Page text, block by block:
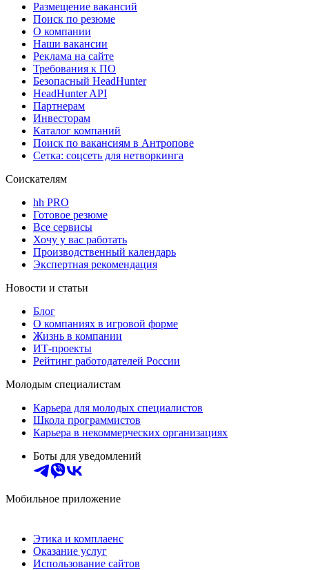
Размещение вакансий
Поиск по резюме
О компании
Наши вакансии
Реклама на сайте
Требования к ПО
Безопасный HeadHunter
HeadHunter API
Партнерам
Инвесторам
Каталог компаний
Поиск по вакансиям в Антропове
Сетка: соцсеть для нетворкинга
Соискателям
hh PRO
Готовое резюме
Все сервисы
Хочу у вас работать
Производственный календарь
Экспертная рекомендация
Новости и статьи
Блог
О компаниях в игровой форме
Жизнь в компании
ИТ-проекты
Рейтинг работодателей России
Молодым специалистам
Карьера для молодых специалистов
Школа программистов
Карьера в некоммерческих организациях
Боты для уведомлений
Мобильное приложение
Этика и комплаенс
Оказание услуг
Использование сайтов